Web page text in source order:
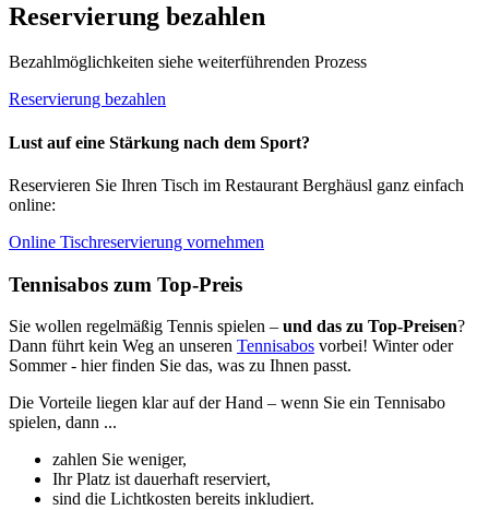
Reservierung bezahlen
Bezahlmöglichkeiten siehe weiterführenden Prozess
Reservierung bezahlen
Lust auf eine Stärkung nach dem Sport?
Reservieren Sie Ihren Tisch im Restaurant Berghäusl ganz einfach
online:
Online Tischreservierung vornehmen
Tennisabos zum Top-Preis
Sie wollen regelmäßig Tennis spielen – und das zu Top-Preisen?
Dann führt kein Weg an unseren Tennisabos vorbei! Winter oder
Sommer - hier finden Sie das, was zu Ihnen passt.
Die Vorteile liegen klar auf der Hand – wenn Sie ein Tennisabo
spielen, dann ...
zahlen Sie weniger,
Ihr Platz ist dauerhaft reserviert,
sind die Lichtkosten bereits inkludiert.